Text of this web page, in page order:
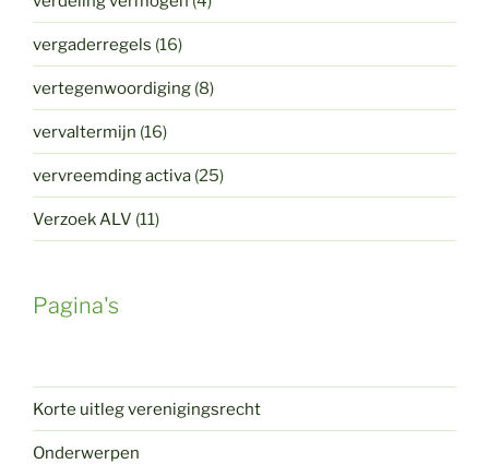
vergaderregels (16)
vertegenwoordiging (8)
vervaltermijn (16)
vervreemding activa (25)
Verzoek ALV (11)
Pagina's
Korte uitleg verenigingsrecht
Onderwerpen